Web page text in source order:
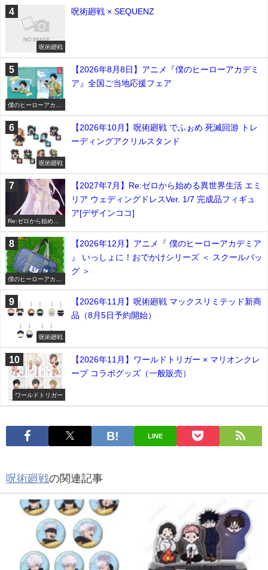
呪術廻戦
呪術廻戦 × SEQUENZ
僕のヒーローアカデ
【2026年8月8日】アニメ『僕のヒーローアカデミ
ア』全国ご当地応援フェア
呪術廻戦
【2026年10月】呪術廻戦 でふぉめ 死滅回游 トレ
ーディングアクリルスタンド
Re:ゼロから始める
【2027年7月】Re:ゼロから始める異世界生活 エミ
リア ウェディングドレスVer. 1/7 完成品フィギュ
ア[デザインココ]
僕のヒーローアカデ
【2026年12月】アニメ『 僕のヒーローアカデミア
』 いっしょに！おでかけシリーズ ＜ スクールバッ
グ ＞
呪術廻戦
【2026年11月】呪術廻戦 マックスリミテッド新商
品（8月5日予約開始）
ワールドトリガー
【2026年11月】ワールドトリガー × マリオンクレ
ープ コラボグッズ（一般販売）
LINE
呪術廻戦の関連記事